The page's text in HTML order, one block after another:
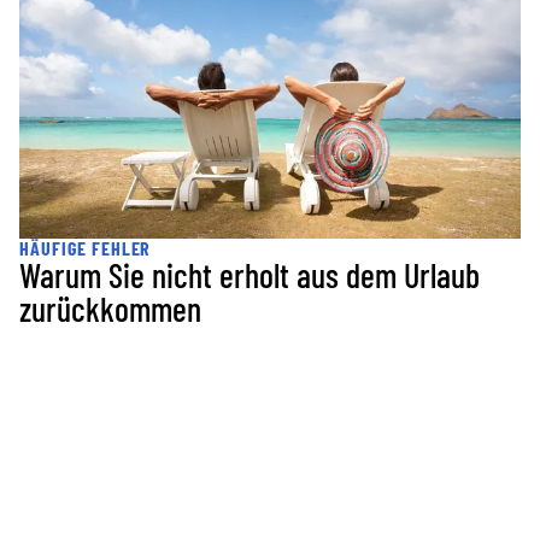
HÄUFIGE FEHLER
Warum Sie nicht erholt aus dem Urlaub
zurückkommen